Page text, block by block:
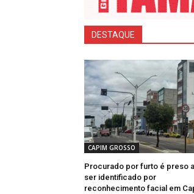
DESTAQUE
CAPIM GROSSO
Procurado por furto é preso
ser identificado por
reconhecimento facial em